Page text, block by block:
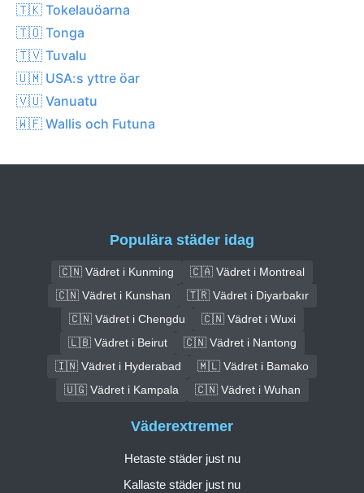
🇹🇰 Tokelauöarna
🇹🇴 Tonga
🇹🇻 Tuvalu
🇺🇲 USA:s yttre öar
🇻🇺 Vanuatu
🇼🇫 Wallis och Futuna
Populära städer idag
🇨🇳 Vädret i Kunming
🇨🇦 Vädret i Montreal
🇨🇳 Vädret i Kunshan
🇹🇷 Vädret i Diyarbakır
🇨🇳 Vädret i Chengdu
🇨🇳 Vädret i Wuxi
🇱🇧 Vädret i Beirut
🇨🇳 Vädret i Nantong
🇮🇳 Vädret i Hyderabad
🇲🇱 Vädret i Bamako
🇺🇬 Vädret i Kampala
🇨🇳 Vädret i Wuhan
Väderextremer
Hetaste städer just nu
Kallaste städer just nu